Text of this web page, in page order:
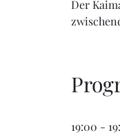
Der
19:00 -